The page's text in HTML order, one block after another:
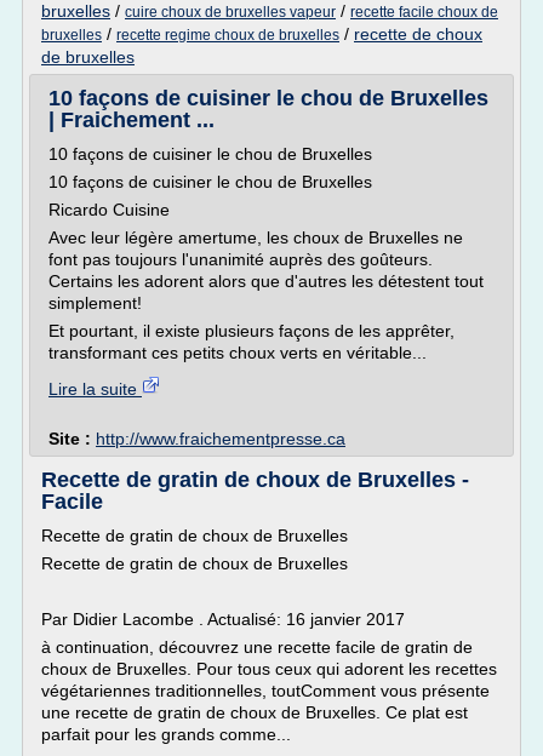
bruxelles / cuire choux de bruxelles vapeur / recette facile choux de
bruxelles / recette regime choux de bruxelles / recette de choux
de bruxelles
10 façons de cuisiner le chou de Bruxelles
| Fraichement ...
10 façons de cuisiner le chou de Bruxelles
10 façons de cuisiner le chou de Bruxelles
Ricardo Cuisine
Avec leur légère amertume, les choux de Bruxelles ne
font pas toujours l'unanimité auprès des goûteurs.
Certains les adorent alors que d'autres les détestent tout
simplement!
Et pourtant, il existe plusieurs façons de les apprêter,
transformant ces petits choux verts en véritable...
Lire la suite
Site : http://www.fraichementpresse.ca
Recette de gratin de choux de Bruxelles -
Facile
Recette de gratin de choux de Bruxelles
Recette de gratin de choux de Bruxelles
Par Didier Lacombe . Actualisé: 16 janvier 2017
à continuation, découvrez une recette facile de gratin de
choux de Bruxelles. Pour tous ceux qui adorent les recettes
végétariennes traditionnelles, toutComment vous présente
une recette de gratin de choux de Bruxelles. Ce plat est
parfait pour les grands comme...